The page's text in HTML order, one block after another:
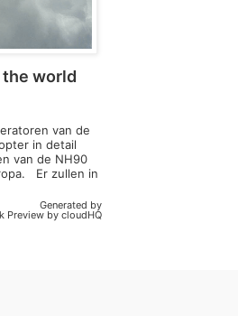
the world
van de
in detail
van de NH90
Er zullen in
Generated by
Preview by cloudHQ